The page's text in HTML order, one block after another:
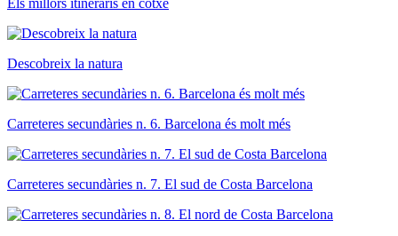
Els millors itineraris en cotxe
Descobreix la natura
Carreteres secundàries n. 6. Barcelona és molt més
Carreteres secundàries n. 7. El sud de Costa Barcelona